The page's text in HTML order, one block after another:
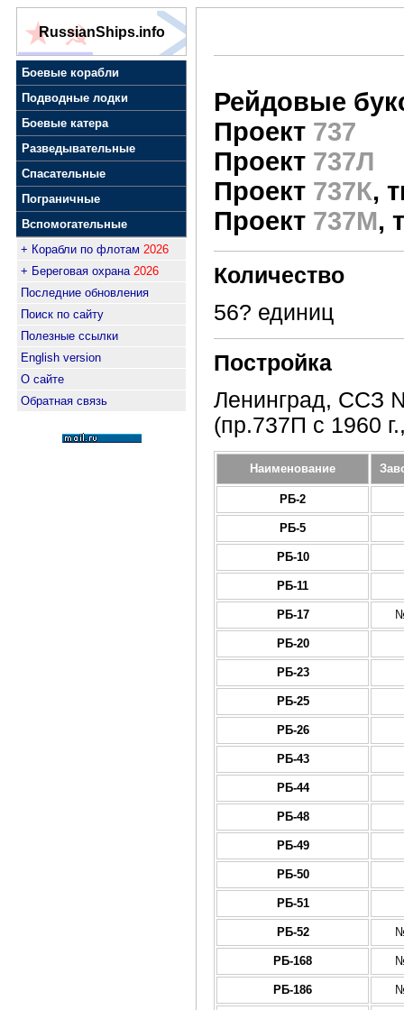
RussianShips.info
Боевые корабли
Подводные лодки
Боевые катера
Разведывательные
Спасательные
Пограничные
Вспомогательные
+ Корабли по флотам 2026
+ Береговая охрана 2026
Последние обновления
Поиск по сайту
Полезные ссылки
English version
О сайте
Обратная связь
Рейдовые
Проект 737
Проект 737Л
Проект 737К,
Проект 737М,
Количество
56? единиц
Постройка
Ленинград, CCЗ
(пр.737П с 1960
Наименование
РБ-2
РБ-5
РБ-10
РБ-11
РБ-17
РБ-20
РБ-23
РБ-25
РБ-26
РБ-43
РБ-44
РБ-48
РБ-49
РБ-50
РБ-51
РБ-52
РБ-168
РБ-186